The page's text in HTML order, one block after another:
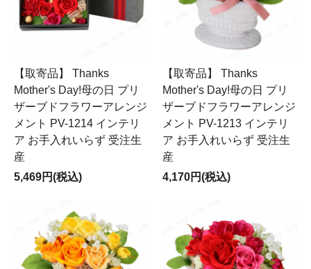
【取寄品】 Thanks
Mother's Day!母の日 プリ
ザーブドフラワーアレンジ
メント PV-1214 インテリ
ア お手入れいらず 受注生
産
5,469円(税込)
【取寄品】 Thanks
Mother's Day!母の日 プリ
ザーブドフラワーアレンジ
メント PV-1213 インテリ
ア お手入れいらず 受注生
産
4,170円(税込)